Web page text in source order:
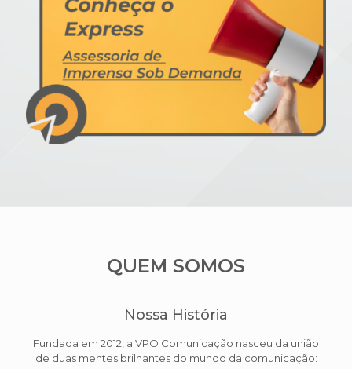
QUEM SOMOS
Nossa História
Fundada em 2012, a VPO Comunicação nasceu da união
de duas mentes brilhantes do mundo da comunicação: